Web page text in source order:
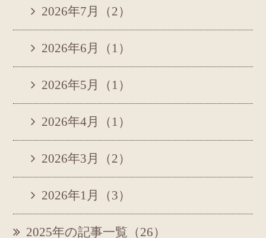
2026年7月（2）
2026年6月（1）
2026年5月（1）
2026年4月（1）
2026年3月（2）
2026年1月（3）
2025年の記事一覧（26）